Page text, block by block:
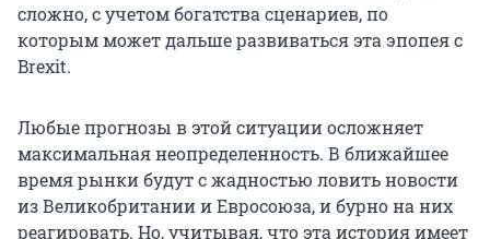
сложно, с учетом богатства сценариев, по
которым может дальше развиваться эта эпопея с
Brexit.
Любые прогнозы в этой ситуации осложняет
максимальная неопределенность. В ближайшее
время рынки будут с жадностью ловить новости
из Великобритании и Евросоюза, и бурно на них
реагировать. Но, учитывая, что эта история имеет